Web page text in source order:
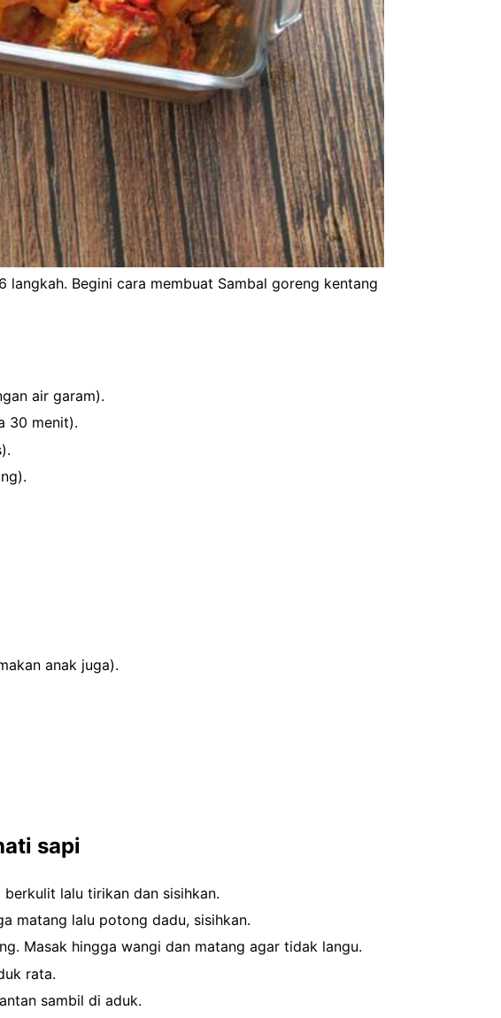
langkah. Begini cara membuat Sambal goreng kentang
air garam).
30 menit).
anak juga).
sapi
lalu tirikan dan sisihkan.
matang lalu potong dadu, sisihkan.
Masak hingga wangi dan matang agar tidak langu.
rata.
sambil di aduk.